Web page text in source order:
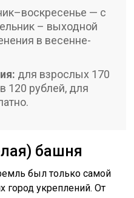
— с
– выходной
в весенне-
для взрослых 170
120 рублей, для
башня
был только самой
укреплений. От